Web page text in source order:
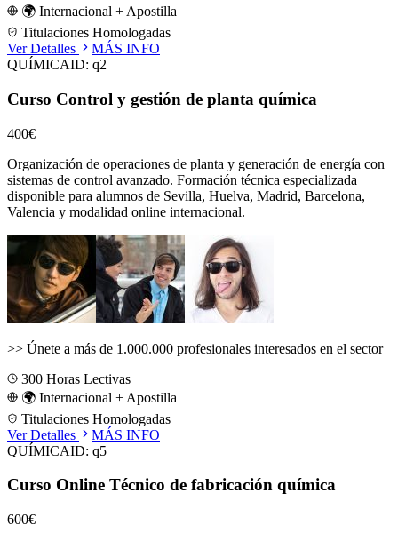
🌍 Internacional + Apostilla
Titulaciones Homologadas
Ver Detalles
MÁS INFO
QUÍMICAID: q2
Curso Control y gestión de planta química
400€
Organización de operaciones de planta y generación de energía con
sistemas de control avanzado. Formación técnica especializada
disponible para alumnos de Sevilla, Huelva, Madrid, Barcelona,
Valencia y modalidad online internacional.
>> Únete a más de 1.000.000 profesionales interesados en el sector
300 Horas Lectivas
🌍 Internacional + Apostilla
Titulaciones Homologadas
Ver Detalles
MÁS INFO
QUÍMICAID: q5
Curso Online Técnico de fabricación química
600€